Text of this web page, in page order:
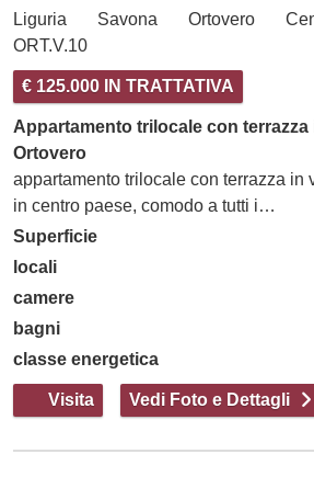
Liguria Savona Ortovero
ORT.V.10
€ 125.000 IN TRATTATIVA
Appartamento trilocale con terrazza
Ortovero
appartamento trilocale con terrazza in
in centro paese, comodo a tutti i…
Superficie
locali
camere
bagni
classe energetica
Visita Vedi Foto e Dettagli